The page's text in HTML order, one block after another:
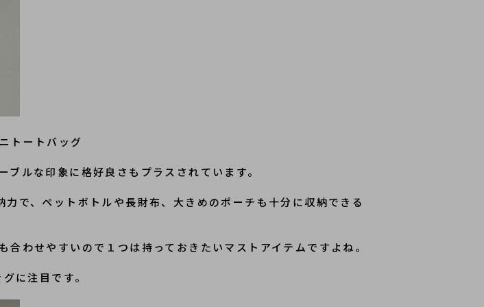
トートバッグ
ルな印象に格好良さもプラスされています。
で、ペットボトルや長財布、大きめのポーチも十分に収納できる
わせやすいので１つは持っておきたいマストアイテムですよね。
に注目です。